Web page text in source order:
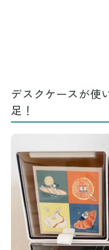
デスクケースが使
足！